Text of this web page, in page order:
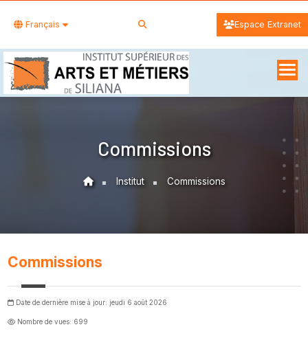
Français Espace Extranet
Commissions
Institut Commissions
Commissions
Date de dernière mise à jour: jeudi 6 août 2026
Nombre de vues: 699